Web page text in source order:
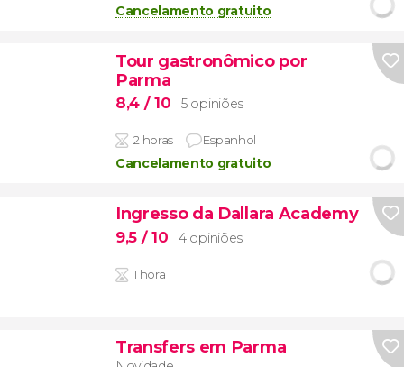
Cancelamento gratuito
Tour gastronômico por
Parma
8,4 / 10 5 opiniões
2 horas Espanhol
Cancelamento gratuito
Ingresso da Dallara Academy
9,5 / 10 4 opiniões
1 hora
Transfers em Parma